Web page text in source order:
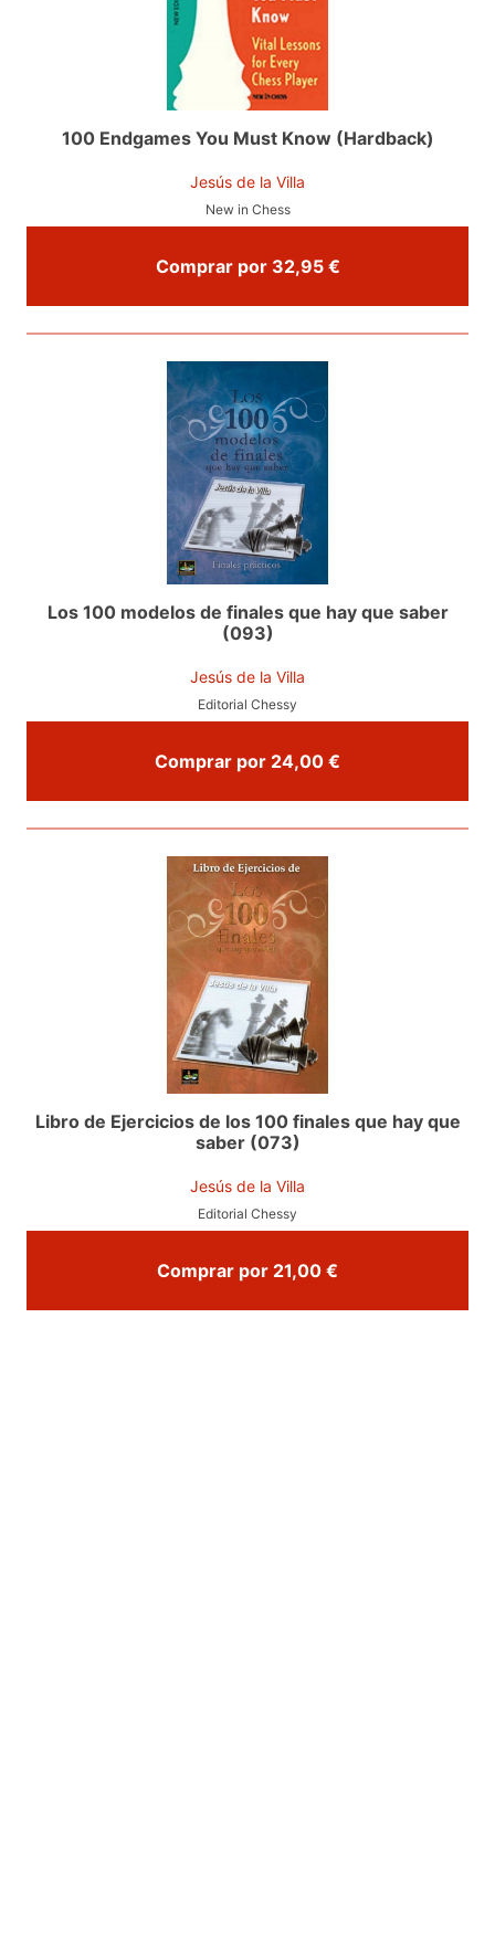
100 Endgames You Must Know (Hardback)
Jesús de la Villa
New in Chess
Comprar por 32,95 €
Los 100 modelos de finales que hay que saber
(093)
Jesús de la Villa
Editorial Chessy
Comprar por 24,00 €
Libro de Ejercicios de los 100 finales que hay que
saber (073)
Jesús de la Villa
Editorial Chessy
Comprar por 21,00 €